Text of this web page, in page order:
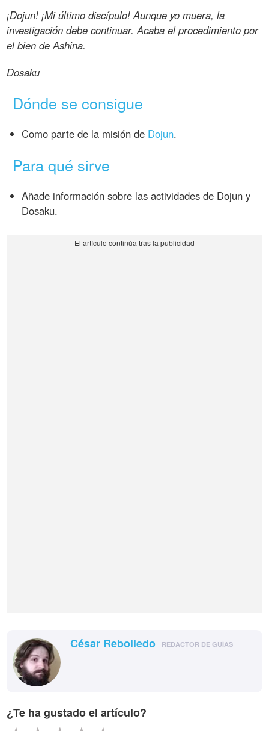
¡Dojun! ¡Mi último discípulo! Aunque yo muera, la
investigación debe continuar. Acaba el procedimiento por
el bien de Ashina.
Dosaku
Dónde se consigue
Como parte de la misión de Dojun.
Para qué sirve
Añade información sobre las actividades de Dojun y
Dosaku.
César Rebolledo REDACTOR DE GUÍAS
¿Te ha gustado el artículo?